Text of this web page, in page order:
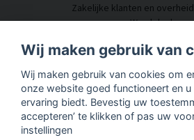
Zakelijke klanten en
Word dealer
Neem contact met
Akoestisch advies
Montage en
Vragen en
Wij maken gebruik van
Wij maken gebruik van cookies om
onze website goed functioneert en
ervaring biedt. Bevestig uw
accepteren’ te klikken of pas uw
instellingen